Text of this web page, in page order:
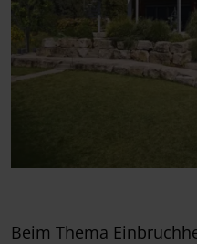
Beim Thema